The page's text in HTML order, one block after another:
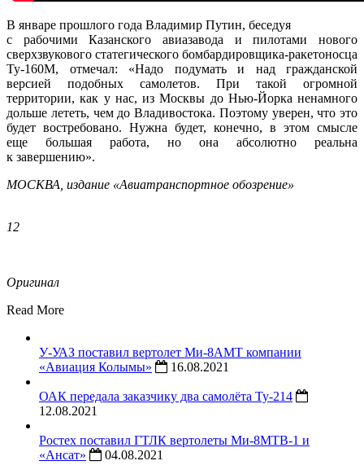
В январе прошлого года Владимир Путин, беседуя
с рабочими Казанского авиазавода и пилотами нового
сверхзвукового статегического бомбардировщика-ракетоносца
Ту-160М, отмечал: «Надо подумать и над гражданской
версией подобных самолетов. При такой огромной
территории, как у нас, из Москвы до Нью-Йорка ненамного
дольше лететь, чем до Владивостока. Поэтому уверен, что это
будет востребовано. Нужна будет, конечно, в этом смысле
еще большая работа, но она абсолютно реальна
к завершению».
МОСКВА, издание «Авиатранспортное обозрение»
12
Оригинал
Read More
У-УАЗ поставил вертолет Ми-8АМТ компании
«Авиация Колымы»
16.08.2021
ОАК передала заказчику два самолёта Ту-214
12.08.2021
Ростех поставил ГТЛК вертолеты Ми-8МТВ-1 и
«Ансат»
04.08.2021